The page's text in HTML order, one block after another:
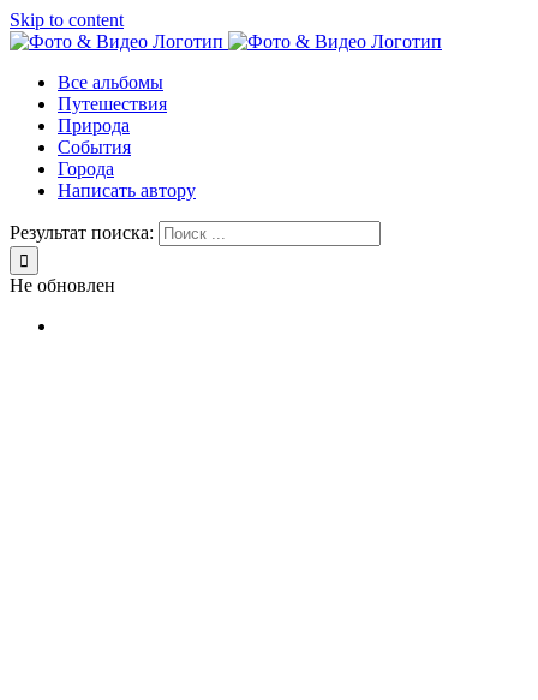
Skip to content
Все альбомы
Путешествия
Природа
События
Города
Написать автору
Результат поиска:
Не обновлен